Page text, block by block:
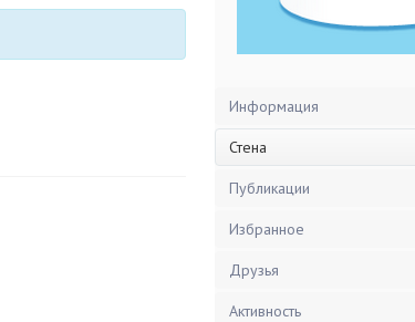
Информация
Стена
Публикации
Избранное
Друзья
Активность